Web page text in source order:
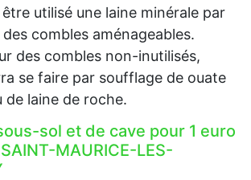
utilisé une laine minérale par
combles aménageables.
des combles non-inutilisés,
se faire par soufflage de ouate
de laine de roche.
sol et de cave pour 1 euro
MAURICE-LES-